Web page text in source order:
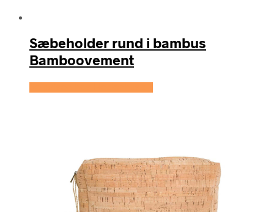
Sæbeholder rund i bambus
Bamboovement